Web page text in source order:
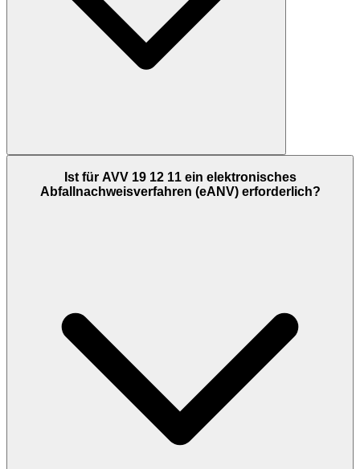
Ist für AVV 19 12 11 ein elektronisches
Abfallnachweisverfahren (eANV) erforderlich?